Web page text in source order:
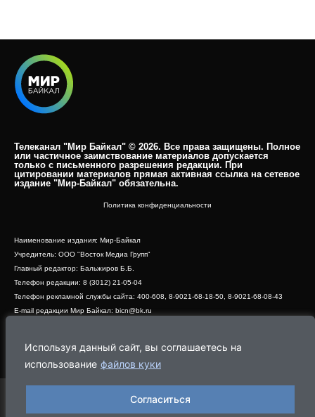
Используя данный сайт, вы соглашаетесь на
использование файлов куки
Согласиться
Телеканал "Мир Байкал" © 2026. Все права защищены. Полное
или частичное заимствование материалов допускается
только с письменного разрешения редакции. При
цитировании материалов прямая активная ссылка на сетевое
издание "Мир-Байкал" обязательна.​
Политика конфиденциальности
Наименование издания: Мир-Байкал
Учредитель: ООО "Восток Медиа Групп"
Главный редактор: Бальжиров Б.Б.
Телефон редакции: 8 (3012) 21-05-04
Телефон рекламной службы сайта: 400-608, 8-9021-68-18-50, 8-9021-68-08-43
E-mail редакции Мир Байкал: bicn@bk.ru
Адрес редакции: 670000, г. Улан-Удэ, ул. Профсоюзная, дом 44, офис 1